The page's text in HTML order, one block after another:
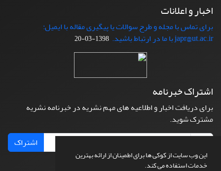
این وب سایت از کوکی ها برای اطمینان از ارائه بهترین
خدمات استفاده می کند.
اخبار و اعلانات
برای تماس با مجله و طرح سوالات یا پیگیری مقاله با ایمیل:
japr@ut.ac.ir با ما در ارتباط باشید.
1398-03-20
اشتراک خبرنامه
برای دریافت اخبار و اطلاعیه های مهم نشریه در خبرنامه نشریه
مشترک شوید.
اشتراک